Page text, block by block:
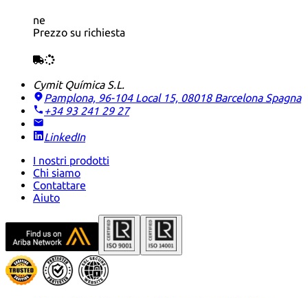
ne
Prezzo su richiesta
Cymit Química S.L.
Pamplona, 96-104 Local 15, 08018 Barcelona Spagna
+34 93 241 29 27
LinkedIn
I nostri prodotti
Chi siamo
Contattare
Aiuto